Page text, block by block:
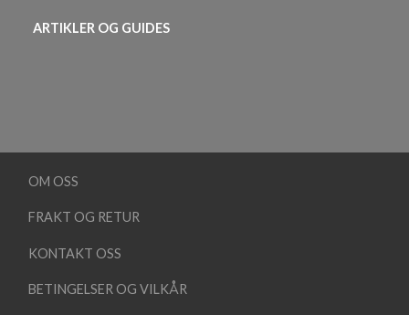
ARTIKLER OG GUIDES
OM OSS
FRAKT OG RETUR
KONTAKT OSS
BETINGELSER OG VILKÅR